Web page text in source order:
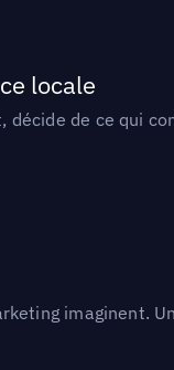
locale
décide de ce qui
imaginent.